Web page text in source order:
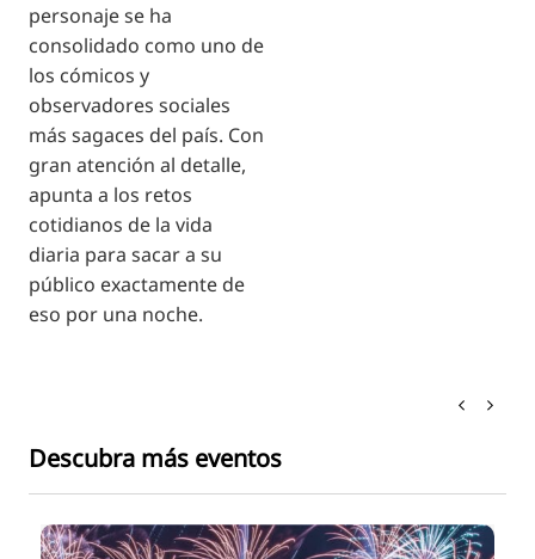
personaje se ha
consolidado como uno de
los cómicos y
observadores sociales
más sagaces del país. Con
gran atención al detalle,
apunta a los retos
cotidianos de la vida
diaria para sacar a su
público exactamente de
eso por una noche.
Descubra más eventos